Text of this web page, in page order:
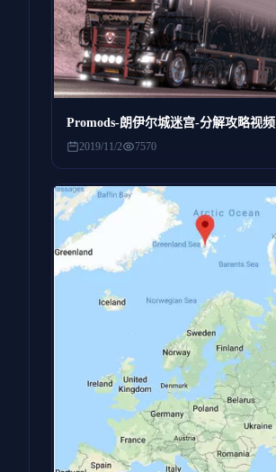
Promods-朗伊尔城迷宫-分解攻略视频
2019/11/2 7570